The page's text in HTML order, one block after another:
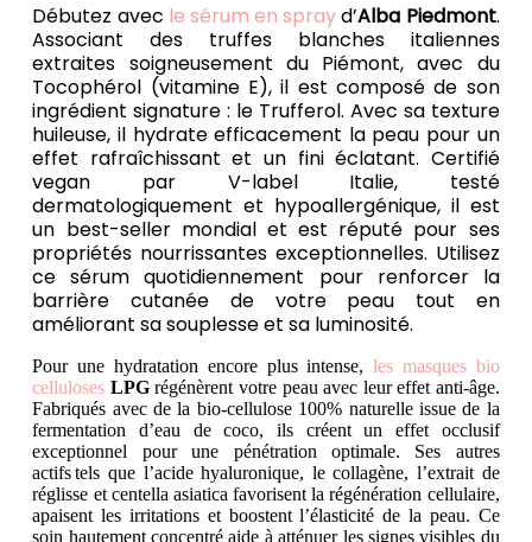
Débutez avec le sérum en sprayd’Alba Piedmont.
Associant des truffes blanches italiennes
extraites soigneusement du Piémont, avec du
Tocophérol (vitamine E), il est composé de son
ingrédient signature : le Trufferol. Avec sa texture
huileuse, il hydrate efficacement la peau pour un
effet rafraîchissant et un fini éclatant. Certifié
vegan par V-label Italie, testé
dermatologiquement et hypoallergénique, il est
un best-seller mondial et est réputé pour ses
propriétés nourrissantes exceptionnelles. Utilisez
ce sérum quotidiennement pour renforcer la
barrière cutanée de votre peau tout en
améliorant sa souplesse et sa luminosité.
Pour une hydratation encore plus intense,les masques bio
celluloses LPGrégénèrent votre peau avec leur effet anti-âge.
Fabriqués avec de la bio-cellulose 100% naturelle issue de la
fermentation d’eau de coco, ils créent un effet occlusif
exceptionnel pour une pénétration optimale. Ses autres
actifs tels que l’acide hyaluronique, le collagène, l’extrait de
réglisse et centella asiatica favorisent la régénération cellulaire,
apaisent les irritations et boostent l’élasticité de la peau. Ce
soin hautement concentré aide à atténuer les signes visibles du